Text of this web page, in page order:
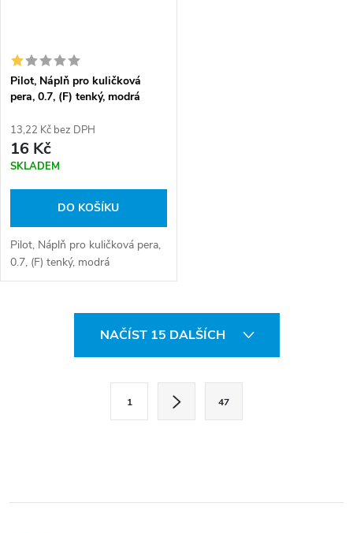
Pilot, Náplň pro kuličková
pera, 0.7, (F) tenký, modrá
13,22 Kč bez DPH
16 Kč
SKLADEM
DO KOŠÍKU
Pilot, Náplň pro kuličková pera,
0.7, (F) tenký, modrá
NAČÍST 15 DALŠÍCH
k
1 47